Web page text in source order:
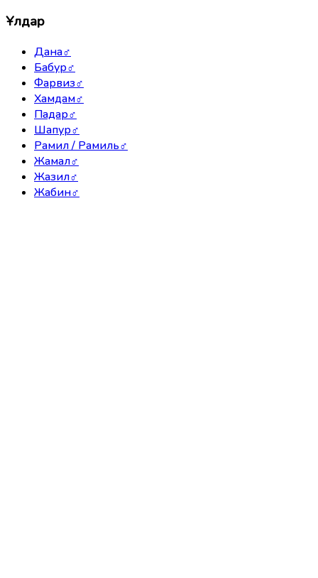
Ұлдар
Дана♂
Бабур♂
Фарвиз♂
Хамдам♂
Падар♂
Шапур♂
Рамил / Рамиль♂
Жамал♂
Жазил♂
Жабин♂